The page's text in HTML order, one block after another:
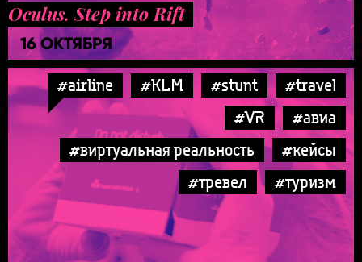
Oculus. Step into Rift
16 ОКТЯБРЯ
#airline #KLM #stunt
#travel
#VR
#авиа
#виртуальная реальность
#кейсы
#тревел
#туризм